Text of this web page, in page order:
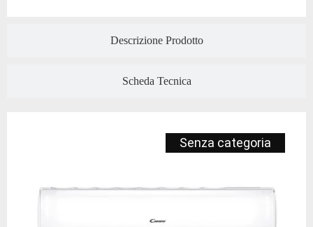
Descrizione Prodotto
Scheda Tecnica
Senza categoria